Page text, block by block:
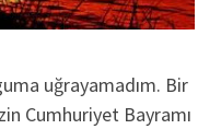
uğrayamadım. Bir
Cumhuriyet Bayramı